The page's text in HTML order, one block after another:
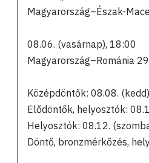
Magyarország–Észak-
08.06. (vasárnap), 18:00
Magyarország–Románia
Középdöntők: 08.08.
Elődöntők, helyosztók:
Helyosztók: 08.12.
Döntő, bronzmérkőzés,